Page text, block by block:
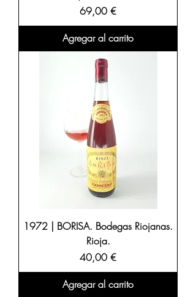
Precio
69,00 €
Agregar al carrito
1972 | BORISA. Bodegas Riojanas.
Rioja.
Precio
40,00 €
Agregar al carrito